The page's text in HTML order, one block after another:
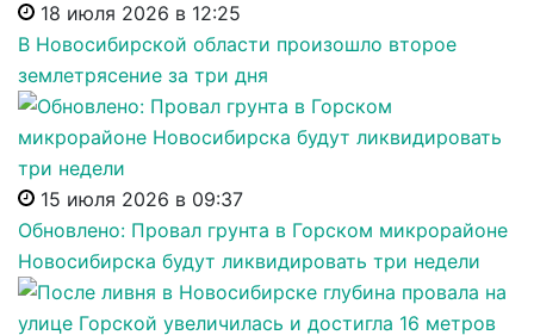
18 июля 2026 в 12:25
В Новосибирской области произошло второе
землетрясение за три дня
15 июля 2026 в 09:37
Обновлено: Провал грунта в Горском микрорайоне
Новосибирска будут ликвидировать три недели